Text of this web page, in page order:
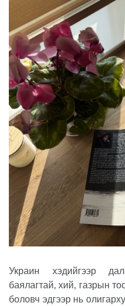
Украин хэдийгээр
баялагтай, хий, газрын
боловч эдгээр нь